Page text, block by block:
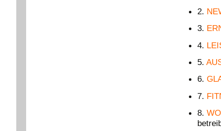
2.
3.
4.
5.
6.
7.
8.